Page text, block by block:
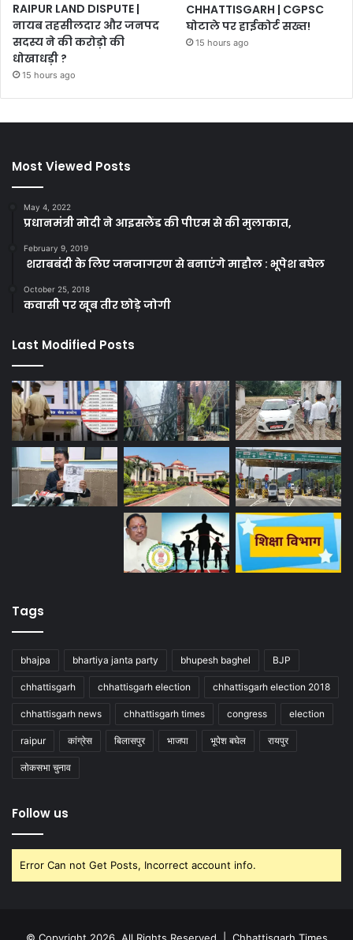
RAIPUR LAND DISPUTE |
नायब तहसीलदार और जनपद
सदस्य ने की करोड़ो की
धोखाधड़ी ?
15 hours ago
CHHATTISGARH | CGPSC
घोटाले पर हाईकोर्ट सख्त!
15 hours ago
Most Viewed Posts
May 4, 2022
प्रधानमंत्री मोदी ने आइसलैंड की पीएम से की मुलाकात,
February 9, 2019
शराबबंदी के लिए जनजागरण से बनाएंगे माहौल : भूपेश बघेल
October 25, 2018
कवासी पर खूब तीर छोड़े जोगी
Last Modified Posts
Tags
bhajpa bhartiya janta party bhupesh baghel BJP
chhattisgarh chhattisgarh election chhattisgarh election 2018
chhattisgarh news chhattisgarh times congress election
raipur कांग्रेस बिलासपुर भाजपा भूपेश बघेल रायपुर
लोकसभा चुनाव
Follow us
Error Can not Get Posts, Incorrect account info.